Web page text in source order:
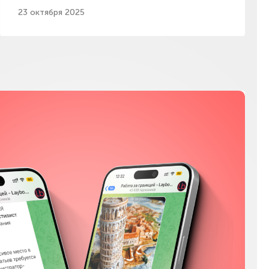
23 октября 2025
Facebook
YouTube